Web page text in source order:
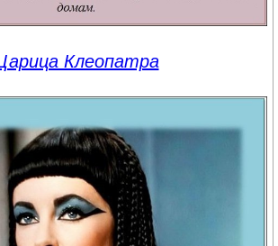
Клеопатра